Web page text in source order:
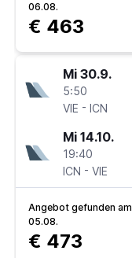
06.08.
€ 463
Mi 30.9.
5:50
VIE - ICN
Mi 14.10.
19:40
ICN - VIE
Angebot gefunden am
05.08.
€ 473